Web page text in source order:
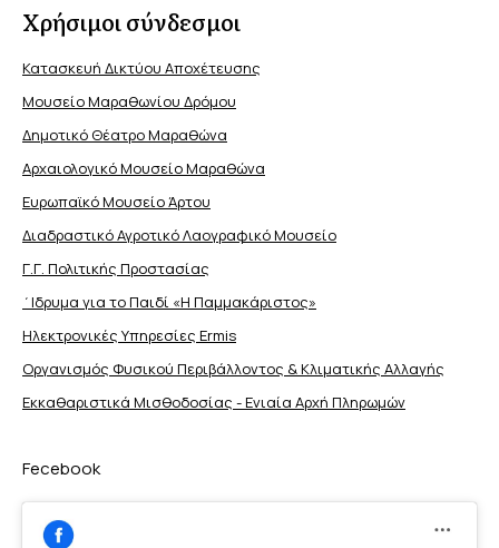
Χρήσιμοι σύνδεσμοι
Κατασκευή Δικτύου Αποχέτευσης
Μουσείο Μαραθωνίου Δρόμου
Δημοτικό Θέατρο Μαραθώνα
Αρχαιολογικό Μουσείο Μαραθώνα
Ευρωπαϊκό Μουσείο Άρτου
Διαδραστικό Αγροτικό Λαογραφικό Μουσείο
Γ.Γ. Πολιτικής Προστασίας
΄Ιδρυμα για το Παιδί «Η Παμμακάριστος»
Ηλεκτρονικές Υπηρεσίες Ermis
Οργανισμός Φυσικού Περιβάλλοντος & Κλιματικής Aλλαγής
Εκκαθαριστικά Μισθοδοσίας - Ενιαία Αρχή Πληρωμών
Fecebook